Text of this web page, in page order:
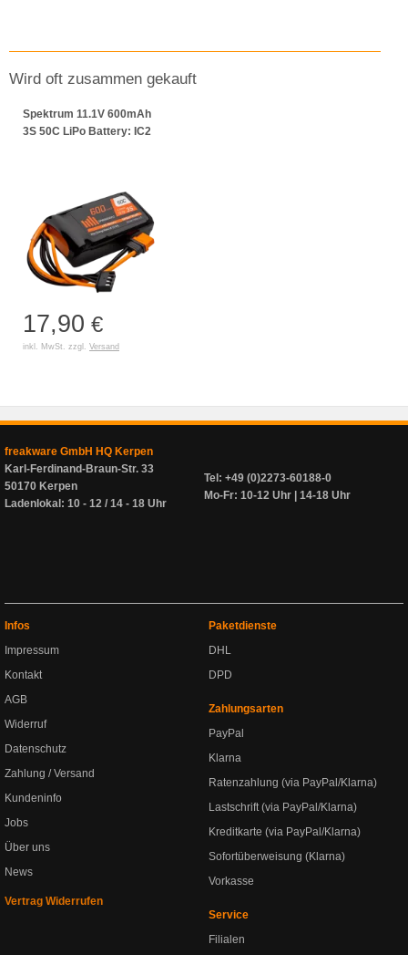
Wird oft zusammen gekauft
Spektrum 11.1V 600mAh
3S 50C LiPo Battery: IC2
17,90 €
inkl. MwSt. zzgl. Versand
freakware GmbH HQ Kerpen
Karl-Ferdinand-Braun-Str. 33
50170 Kerpen
Ladenlokal: 10 - 12 / 14 - 18 Uhr
Tel: +49 (0)2273-60188-0
Mo-Fr: 10-12 Uhr | 14-18 Uhr
Infos
Impressum
Kontakt
AGB
Widerruf
Datenschutz
Zahlung / Versand
Kundeninfo
Jobs
Über uns
News
Vertrag Widerrufen
Paketdienste
DHL
DPD
Zahlungsarten
PayPal
Klarna
Ratenzahlung (via PayPal/Klarna)
Lastschrift (via PayPal/Klarna)
Kreditkarte (via PayPal/Klarna)
Sofortüberweisung (Klarna)
Vorkasse
Service
Filialen